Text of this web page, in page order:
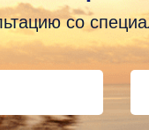
со